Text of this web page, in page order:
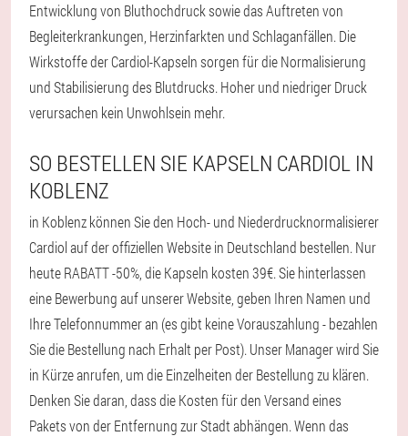
Entwicklung von Bluthochdruck sowie das Auftreten von
Begleiterkrankungen, Herzinfarkten und Schlaganfällen. Die
Wirkstoffe der Cardiol-Kapseln sorgen für die Normalisierung
und Stabilisierung des Blutdrucks. Hoher und niedriger Druck
verursachen kein Unwohlsein mehr.
SO BESTELLEN SIE KAPSELN CARDIOL IN
KOBLENZ
in Koblenz können Sie den Hoch- und Niederdrucknormalisierer
Cardiol auf der offiziellen Website in Deutschland bestellen. Nur
heute RABATT -50%, die Kapseln kosten 39€. Sie hinterlassen
eine Bewerbung auf unserer Website, geben Ihren Namen und
Ihre Telefonnummer an (es gibt keine Vorauszahlung - bezahlen
Sie die Bestellung nach Erhalt per Post). Unser Manager wird Sie
in Kürze anrufen, um die Einzelheiten der Bestellung zu klären.
Denken Sie daran, dass die Kosten für den Versand eines
Pakets von der Entfernung zur Stadt abhängen. Wenn das